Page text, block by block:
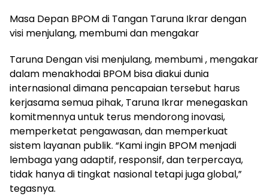
Masa Depan BPOM di Tangan Taruna Ikrar dengan
visi menjulang, membumi dan mengakar
Taruna Dengan visi menjulang, membumi , mengakar
dalam menakhodai BPOM bisa diakui dunia
internasional dimana pencapaian tersebut harus
kerjasama semua pihak, Taruna Ikrar menegaskan
komitmennya untuk terus mendorong inovasi,
memperketat pengawasan, dan memperkuat
sistem layanan publik. “Kami ingin BPOM menjadi
lembaga yang adaptif, responsif, dan terpercaya,
tidak hanya di tingkat nasional tetapi juga global,”
tegasnya.